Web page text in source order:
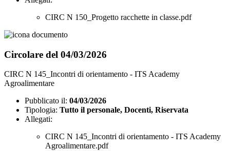
CIRC N 150_Progetto racchette in classe.pdf
Circolare del 04/03/2026
CIRC N 145_Incontri di orientamento - ITS Academy
Agroalimentare
Pubblicato il: 04/03/2026
Tipologia: Tutto il personale, Docenti, Riservata
Allegati:
CIRC N 145_Incontri di orientamento - ITS Academy
Agroalimentare.pdf